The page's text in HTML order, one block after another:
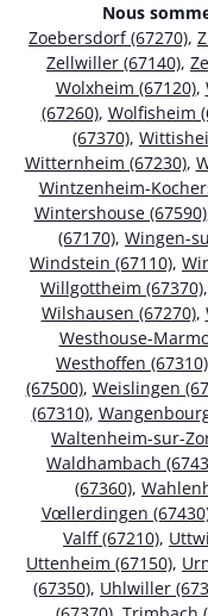
Nous
Zoebersdorf (67270),
Zellwiller (67140),
Wolxheim (67120),
(67260), Wolfisheim
(67370),
Witternheim (67230),
Wintzenheim-
Wintershouse (67590)
(67170), Wingen-
Windstein (67110),
Willgottheim (67370),
Wilshausen (67270),
Westhouse-
Westhoffen (67310)
(67500), Weislingen
(67310),
Waltenheim-sur-
Waldhambach
(67360),
Vœllerdingen
Valff (67210),
Uttenheim (67150),
(67350), Uhlwiller